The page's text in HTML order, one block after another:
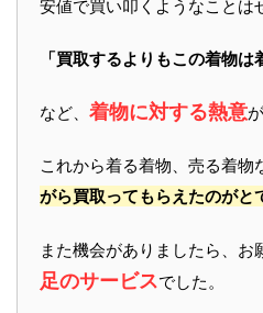
安値で買い叩くようなことは
「買取するよりもこの着物は
など、 着物に対する熱意
これから着る着物、売る着物
がら買取ってもらえたのがと
また機会がありましたら、お
足のサービスでした。